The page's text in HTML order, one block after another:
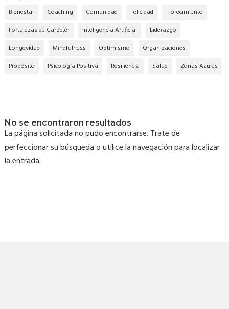
Bienestar Coaching Comunidad Felicidad
Florecimiento
Fortalezas de Carácter
Inteligencia Artificial
Liderazgo
Longevidad
Mindfulness Optimismo
Organizaciones
Propósito
Psicología Positiva Resiliencia Salud Zonas Azules
No se encontraron resultados
La página solicitada no pudo encontrarse. Trate de
perfeccionar su búsqueda o utilice la navegación para localizar
la entrada.